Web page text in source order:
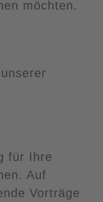
möchten.
für Ihre
Auf
Vorträge